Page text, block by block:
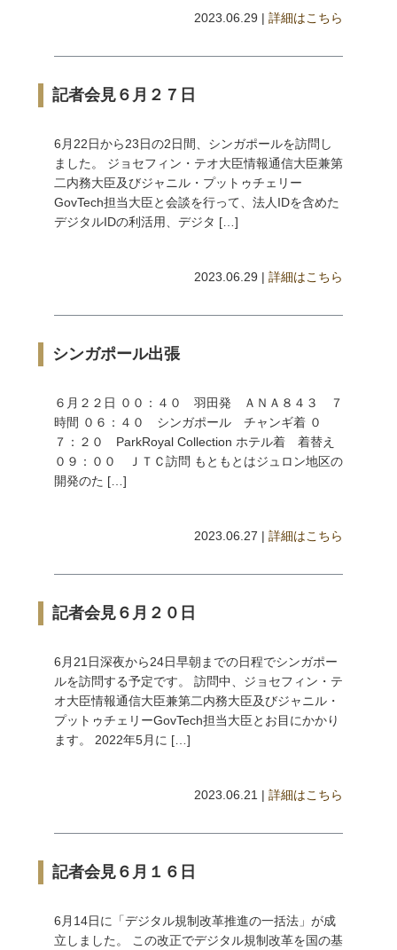
2023.06.29 |詳細はこちら
記者会見６月２７日
6月22日から23日の2日間、シンガポールを訪問し
ました。 ジョセフィン・テオ大臣情報通信大臣兼第
二内務大臣及びジャニル・プットゥチェリー
GovTech担当大臣と会談を行って、法人IDを含めた
デジタルIDの利活用、デジタ […]
2023.06.29 |詳細はこちら
シンガポール出張
６月２２日 ００：４０ 羽田発 ＡＮＡ８４３ ７
時間 ０６：４０ シンガポール チャンギ着 ０
７：２０ ParkRoyal Collection ホテル着 着替え
０９：００ ＪＴＣ訪問 もともとはジュロン地区の
開発のた […]
2023.06.27 |詳細はこちら
記者会見６月２０日
6月21日深夜から24日早朝までの日程でシンガポー
ルを訪問する予定です。 訪問中、ジョセフィン・テ
オ大臣情報通信大臣兼第二内務大臣及びジャニル・
プットゥチェリーGovTech担当大臣とお目にかかり
ます。 2022年5月に […]
2023.06.21 |詳細はこちら
記者会見６月１６日
6月14日に「デジタル規制改革推進の一括法」が成
立しました。 この改正でデジタル規制改革を国の基